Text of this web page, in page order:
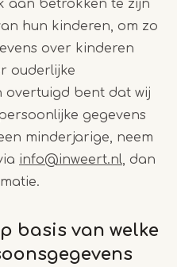
aan betrokken te zijn
hun kinderen, om zo
over kinderen
ouderlijke
overtuigd bent dat wij
gegevens
minderjarige, neem
info@inweert.nl , dan
basis van welke